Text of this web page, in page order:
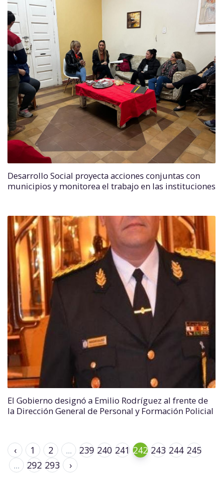
Desarrollo Social proyecta acciones conjuntas con
municipios y monitorea el trabajo en las instituciones
El Gobierno designó a Emilio Rodríguez al frente de
la Dirección General de Personal y Formación Policial
‹ 1 2 ... 239 240 241 242 243 244 245
...
292 293 ›